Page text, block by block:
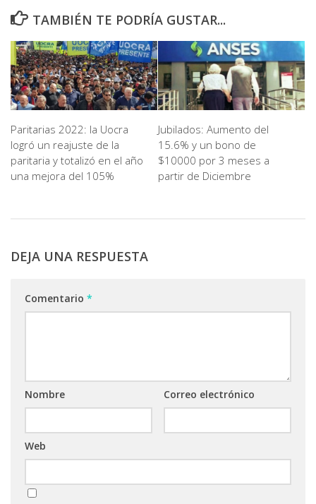
TAMBIÉN TE PODRÍA GUSTAR...
Paritarias 2022: la Uocra
logró un reajuste de la
paritaria y totalizó en el año
una mejora del 105%
Jubilados: Aumento del
15.6% y un bono de
$10000 por 3 meses a
partir de Diciembre
DEJA UNA RESPUESTA
Comentario *
Nombre Correo electrónico
Web